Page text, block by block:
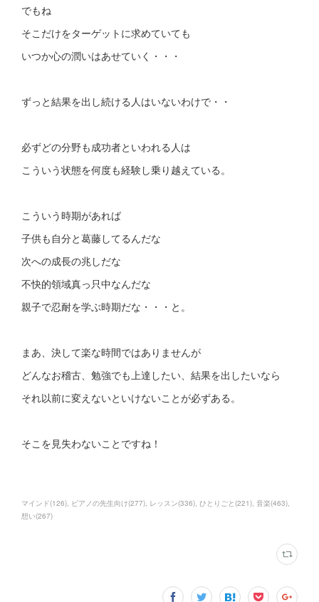
でもね
そこだけをターゲットに求めていても
いつか心の潤いはあせていく・・・
ずっと結果を出し続ける人はいないわけで・・
必ずどの分野も成功者といわれる人は
こういう状態を何度も経験し乗り越えている。
こういう時期があれば
子供も自分と葛藤してるんだな
次への成長の兆しだな
不快的領域真っ只中なんだな
親子で忍耐を学ぶ時期だな・・・と。
まあ、決して楽な時間ではありませんが
どんなお稽古、勉強でも上達したい、結果を出したいなら
それ以前に変えないといけないことが必ずある。
そこを見失わないことですね！
マインド(126) ピアノの先生向け(277) レッスン(336) ひとりごと (221) 音楽(463)
想い(267)